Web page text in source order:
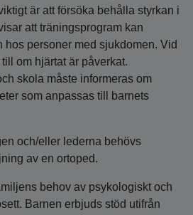
är att försöka behålla styrkan i
att träningsprogram kan
hos personer med sjukdomen. Vid
om hjärtat är påverkat.
skola måste informeras om
som anpassas till barnets
och/eller lederna behövs
av en ortoped.
behov av psykologiskt och
Barnen erbjuds stöd utifrån